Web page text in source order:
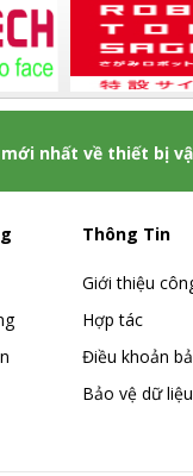
nhất về thiết bị
Thông Tin
Giới thiệu
Hợp tác
Điều khoản
Bảo vệ dữ liệu